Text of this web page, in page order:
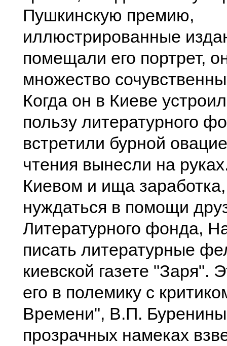
Пушкинскую премию,
иллюстрированные
помещали его портрет,
множество
Когда он в Киеве
пользу литературного
встретили бурной
чтения вынесли на
Киевом и ища
нуждаться в помощи
Литературного фонда,
писать литературные
киевской газете "Заря".
его в полемику с
Времени", В.П.
прозрачных намеках